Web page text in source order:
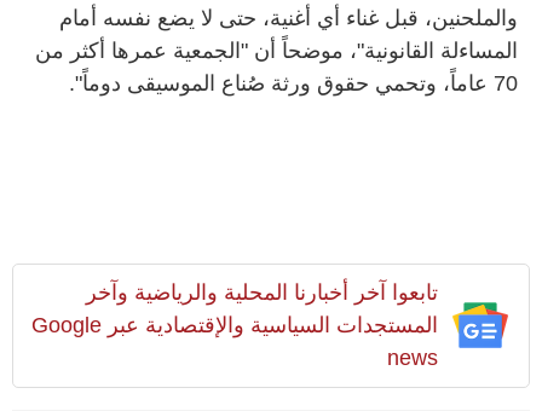
والملحنين، قبل غناء أي أغنية، حتى لا يضع نفسه أمام
المساءلة القانونية"، موضحاً أن "الجمعية عمرها أكثر من
70 عاماً، وتحمي حقوق ورثة صُناع الموسيقى دوماً".
تابعوا آخر أخبارنا المحلية والرياضية وآخر
المستجدات السياسية والإقتصادية عبر Google
news